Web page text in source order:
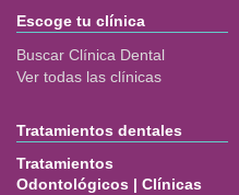
Escoge tu clínica
Buscar Clínica Dental
Ver todas las clínicas
Tratamientos dentales
Tratamientos
Odontológicos | Clínicas